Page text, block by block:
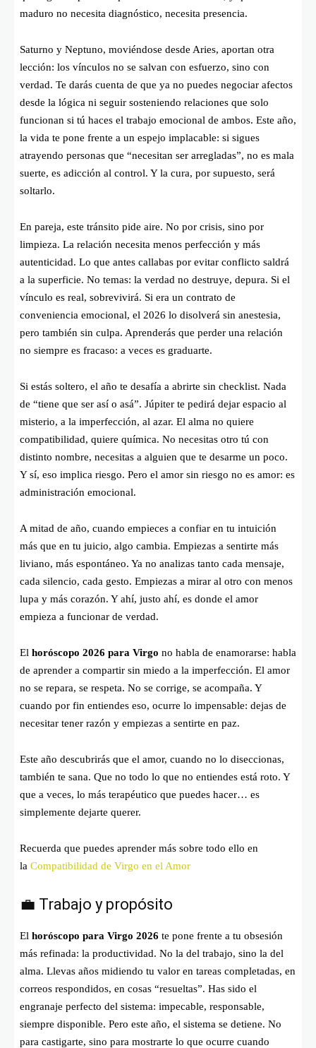
maduro no necesita diagnóstico, necesita presencia.
Saturno y Neptuno, moviéndose desde Aries, aportan otra
lección: los vínculos no se salvan con esfuerzo, sino con
verdad. Te darás cuenta de que ya no puedes negociar afectos
desde la lógica ni seguir sosteniendo relaciones que solo
funcionan si tú haces el trabajo emocional de ambos. Este año,
la vida te pone frente a un espejo implacable: si sigues
atrayendo personas que “necesitan ser arregladas”, no es mala
suerte, es adicción al control. Y la cura, por supuesto, será
soltarlo.
En pareja, este tránsito pide aire. No por crisis, sino por
limpieza. La relación necesita menos perfección y más
autenticidad. Lo que antes callabas por evitar conflicto saldrá
a la superficie. No temas: la verdad no destruye, depura. Si el
vínculo es real, sobrevivirá. Si era un contrato de
conveniencia emocional, el 2026 lo disolverá sin anestesia,
pero también sin culpa. Aprenderás que perder una relación
no siempre es fracaso: a veces es graduarte.
Si estás soltero, el año te desafía a abrirte sin checklist. Nada
de “tiene que ser así o asá”. Júpiter te pedirá dejar espacio al
misterio, a la imperfección, al azar. El alma no quiere
compatibilidad, quiere química. No necesitas otro tú con
distinto nombre, necesitas a alguien que te desarme un poco.
Y sí, eso implica riesgo. Pero el amor sin riesgo no es amor: es
administración emocional.
A mitad de año, cuando empieces a confiar en tu intuición
más que en tu juicio, algo cambia. Empiezas a sentirte más
liviano, más espontáneo. Ya no analizas tanto cada mensaje,
cada silencio, cada gesto. Empiezas a mirar al otro con menos
lupa y más corazón. Y ahí, justo ahí, es donde el amor
empieza a funcionar de verdad.
El horóscopo 2026 para Virgo no habla de enamorarse: habla
de aprender a compartir sin miedo a la imperfección. El amor
no se repara, se respeta. No se corrige, se acompaña. Y
cuando por fin entiendes eso, ocurre lo impensable: dejas de
necesitar tener razón y empiezas a sentirte en paz.
Este año descubrirás que el amor, cuando no lo diseccionas,
también te sana. Que no todo lo que no entiendes está roto. Y
que a veces, lo más terapéutico que puedes hacer… es
simplemente dejarte querer.
Recuerda que puedes aprender más sobre todo ello en
la Compatibilidad de Virgo en el Amor
💼 Trabajo y propósito
El horóscopo para Virgo 2026 te pone frente a tu obsesión
más refinada: la productividad. No la del trabajo, sino la del
alma. Llevas años midiendo tu valor en tareas completadas, en
correos respondidos, en cosas “resueltas”. Has sido el
engranaje perfecto del sistema: impecable, responsable,
siempre disponible. Pero este año, el sistema se detiene. No
para castigarte, sino para mostrarte lo que ocurre cuando